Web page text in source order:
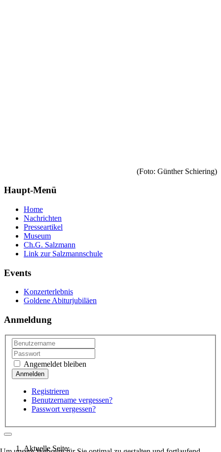
(Foto: Günther Schiering)
Haupt-Menü
Home
Nachrichten
Presseartikel
Museum
Ch.G. Salzmann
Link zur Salzmannschule
Events
Konzerterlebnis
Goldene Abiturjubiläen
Anmeldung
Angemeldet bleiben
Registrieren
Benutzername vergessen?
Passwort vergessen?
Aktuelle Seite: